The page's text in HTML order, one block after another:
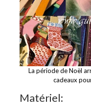
La période de Noël
cadeaux
Matériel: